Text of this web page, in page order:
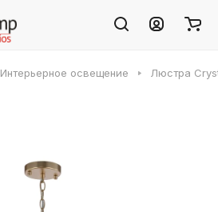
Интерьерное освещение Люстра